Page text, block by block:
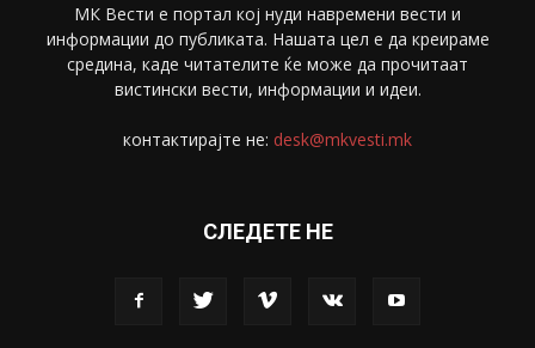
МК Вести е портал коj нуди навремени вести и
информации до публиката. Нашата цел е да креираме
средина, каде читателите ќе може да прочитаат
вистински вести, информации и идеи.
контактирајте не: desk@mkvesti.mk
СЛЕДЕТЕ НЕ